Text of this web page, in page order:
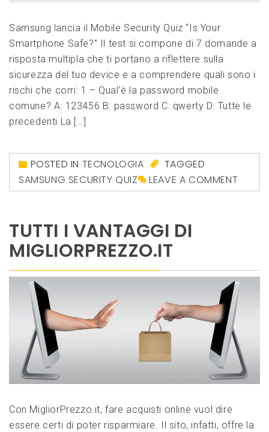
Samsung lancia il Mobile Security Quiz “Is Your
Smartphone Safe?” Il test si compone di 7 domande a
risposta multipla che ti portano a riflettere sulla
sicurezza del tuo device e a comprendere quali sono i
rischi che corri: 1 – Qual’è la password mobile
comune? A: 123456 B: password C: qwerty D: Tutte le
precedenti La […]
POSTED IN TECNOLOGIA
TAGGED
SAMSUNG SECURITY QUIZ
LEAVE A COMMENT
TUTTI I VANTAGGI DI
MIGLIORPREZZO.IT
Con MigliorPrezzo.it, fare acquisti online vuol dire
essere certi di poter risparmiare. Il sito, infatti, offre la